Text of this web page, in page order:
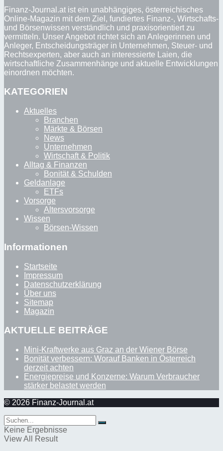
Finanz-Journal.at ist ein unabhängiges, österreichisches
Online-Magazin mit dem Ziel, fundiertes Finanz-, Wirtschafts-
und Börsenwissen verständlich und praxisorientiert zu
vermitteln. Unser Angebot richtet sich an Anlegerinnen und
Anleger, Entscheidungsträger in Unternehmen, Steuer- und
Rechtsexperten, aber auch an interessierte Laien, die
wirtschaftliche Zusammenhänge und aktuelle Entwicklungen
einordnen möchten.
KATEGORIEN
Aktuelles
Branchen
Märkte & Börsen
News
Unternehmen
Wirtschaft & Politik
Alltag & Finanzen
Bonität & Schulden
Geldanlage
ETFs
Vorsorge
Altersvorsorge
Wissen
Börsen-Wissen
Informationen
Startseite
Impressum
Datenschutzerklärung
Über uns
Sitemap
Magazin
AKTUELLE BEITRÄGE
Mini-Kraftwerke aus Graz an der Wiener Börse
Bonität verbessern: Worauf Banken in Österreich
derzeit achten
Energiepreise und Konzerne: Warum Verbraucher
stärker belastet werden
© 2026 Finanz-Journal.at
Keine Ergebnisse
View All Result